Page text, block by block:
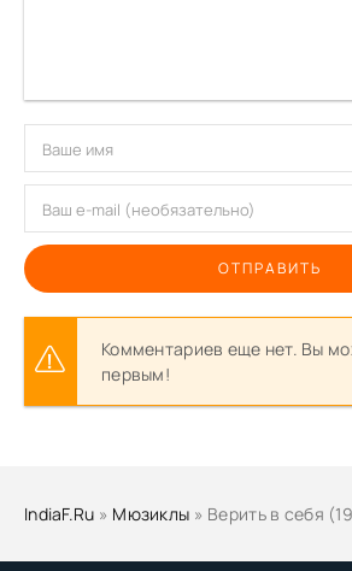
ОТПРАВИТЬ
Комментариев еще нет. Вы
первым!
IndiaF.Ru » Мюзиклы » Верить в себя